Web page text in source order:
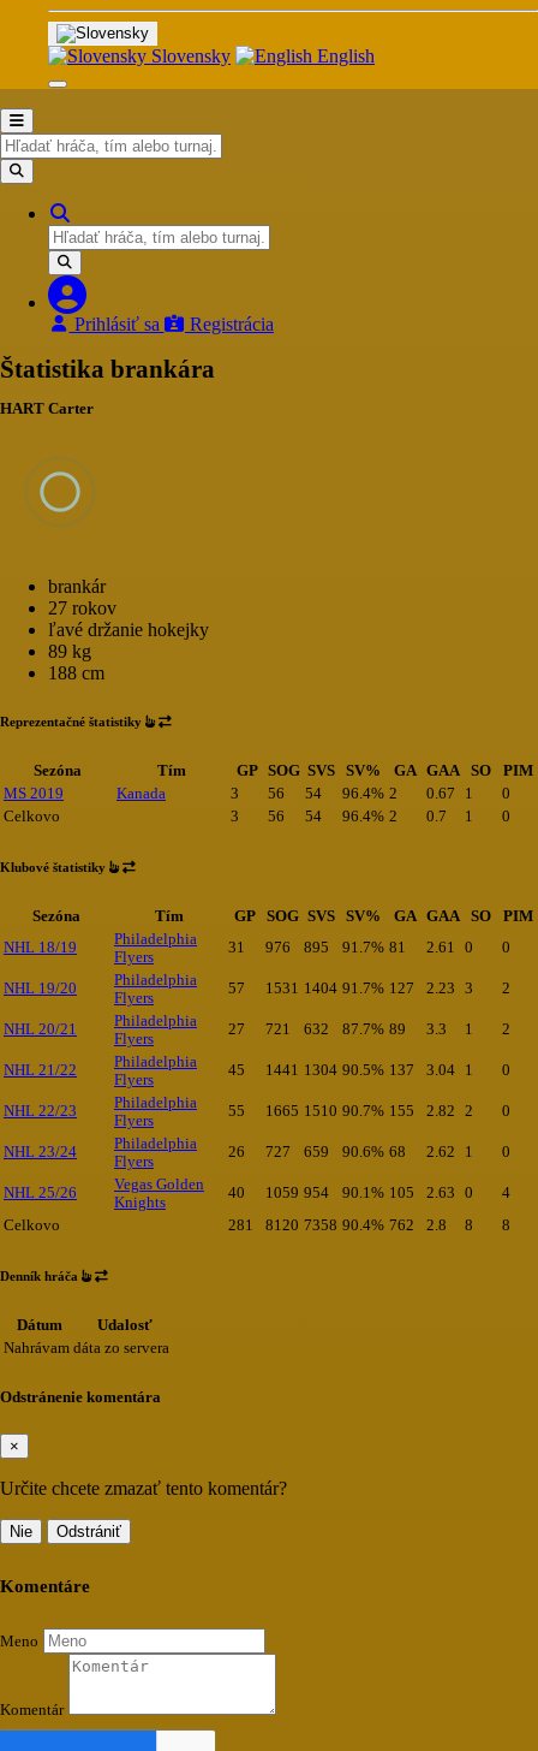
Slovensky English
Prihlásiť sa Registrácia
Štatistika brankára
HART Carter
brankár
27 rokov
ľavé držanie hokejky
89 kg
188 cm
Reprezentačné štatistiky
Sezóna Tím GP SOG SVS SV% GA GAA SO
PIM
MS 2019
Kanada 3 56 54 96.4% 2 0.67 1
0
Celkovo
3 56 54 96.4% 2 0.7 1 0
Klubové štatistiky
Sezóna Tím GP SOG SVS SV% GA GAA SO
PIM
NHL 18/19
Philadelphia
Flyers
31 976 895 91.7% 81 2.61 0 0
NHL 19/20
Philadelphia
Flyers
57 1531 1404 91.7% 127 2.23 3 2
NHL 20/21
Philadelphia
Flyers
27 721 632 87.7% 89 3.3 1 2
NHL 21/22
Philadelphia
Flyers
45 1441 1304 90.5% 137 3.04 1 0
NHL 22/23
Philadelphia
Flyers
55 1665 1510 90.7% 155 2.82 2 0
NHL 23/24
Philadelphia
Flyers
26 727 659 90.6% 68 2.62 1 0
NHL 25/26
Vegas Golden
Knights
40 1059 954 90.1% 105 2.63 0
4
Celkovo
281 8120 7358 90.4% 762 2.8 8 8
Denník hráča
Dátum
Udalosť
Nahrávam dáta zo servera
Odstránenie komentára
×
Určite chcete zmazať tento komentár?
Nie Odstrániť
Komentáre
Meno
Komentár